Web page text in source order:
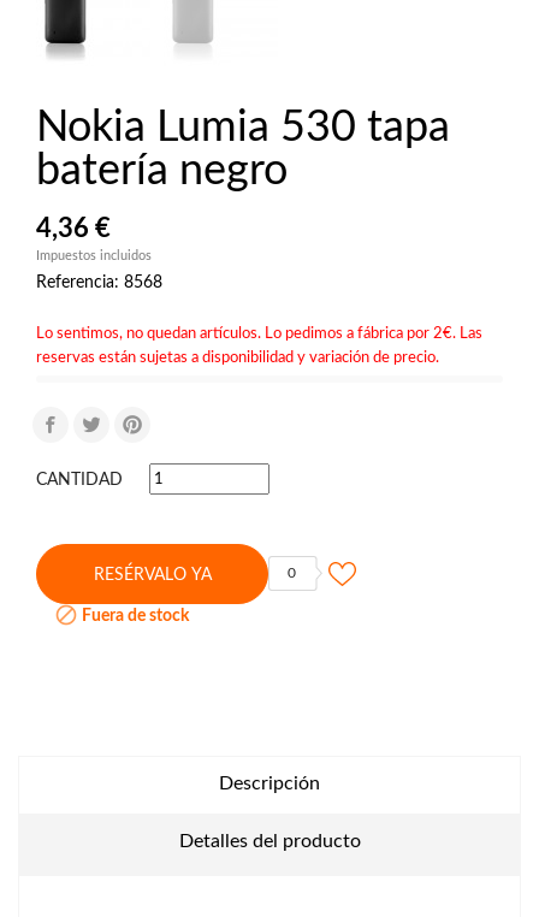
Nokia Lumia 530 tapa
batería negro
4,36 €
Impuestos incluidos
Referencia: 8568
Lo sentimos, no quedan artículos. Lo pedimos a fábrica por 2€. Las
reservas están sujetas a disponibilidad y variación de precio.
CANTIDAD
RESÉRVALO YA 0
 Fuera de stock
Descripción
Detalles del producto